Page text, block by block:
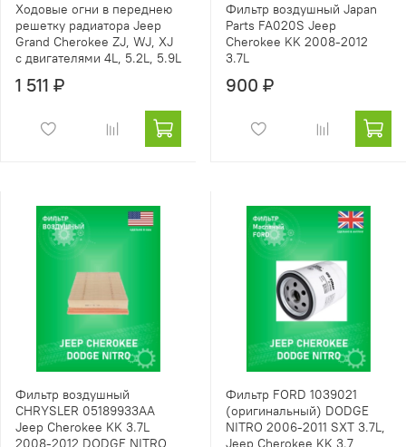
Ходовые огни в переднею
решетку радиатора Jeep
Grand Cherokee ZJ, WJ, XJ
с двигателями 4L, 5.2L, 5.9L
1 511 ₽
Фильтр воздушный Japan
Parts FA020S Jeep
Cherokee KK 2008-2012
3.7L
900 ₽
Фильтр воздушный
CHRYSLER 05189933AA
Jeep Cherokee KK 3.7L
2008-2012 DODGE NITRO
Фильтр FORD 1039021
(оригинальный) DODGE
NITRO 2006-2011 SXT 3.7L,
Jeep Cherokee KK 3.7